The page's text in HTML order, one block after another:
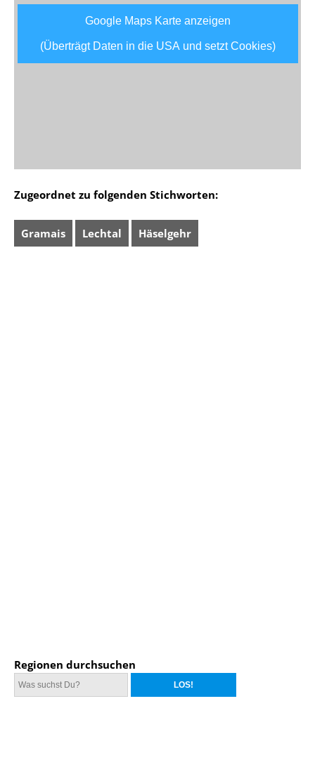
Google Maps Karte anzeigen
(Überträgt Daten in die USA und setzt Cookies)
Zugeordnet zu folgenden Stichworten:
Gramais Lechtal Häselgehr
Regionen durchsuchen